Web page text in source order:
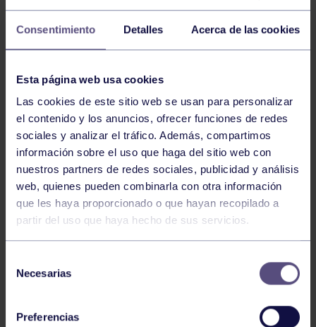
Consentimiento Detalles Acerca de las cookies
Esta página web usa cookies
Las cookies de este sitio web se usan para personalizar
el contenido y los anuncios, ofrecer funciones de redes
sociales y analizar el tráfico. Además, compartimos
información sobre el uso que haga del sitio web con
nuestros partners de redes sociales, publicidad y análisis
web, quienes pueden combinarla con otra información
que les haya proporcionado o que hayan recopilado a
partir del uso que haya hecho de sus servicios.
Necesarias
Preferencias
en el Campeonato de Asturias:
Julia Camblor, Campeona de Asturias frente a su
compañera de equipo, Daniela F Junquera.
Gonzalo F Ornia, Campeón de Asturias.
Marta Vázquez y Daniela F Junquera, Campeonas de
Asturias de dobles.
Lucas Descalzo y David Menéndez, Campeones de
Asturias dobles.